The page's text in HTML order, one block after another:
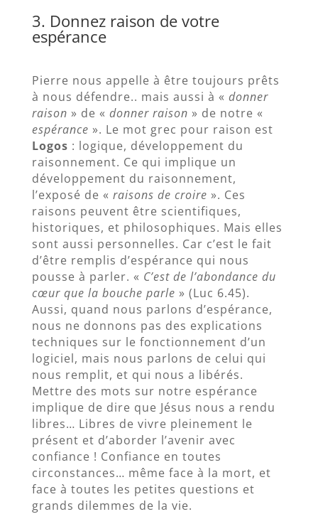
3. Donnez raison de votre
espérance
Pierre nous appelle à être toujours prêts
à nous défendre.. mais aussi à « donner
raison » de « donner raison » de notre «
espérance ». Le mot grec pour raison est
Logos : logique, développement du
raisonnement. Ce qui implique un
développement du raisonnement,
l’exposé de « raisons de croire ». Ces
raisons peuvent être scientifiques,
historiques, et philosophiques. Mais elles
sont aussi personnelles. Car c’est le fait
d’être remplis d’espérance qui nous
pousse à parler. « C’est de l’abondance du
cœur que la bouche parle » (Luc 6.45).
Aussi, quand nous parlons d’espérance,
nous ne donnons pas des explications
techniques sur le fonctionnement d’un
logiciel, mais nous parlons de celui qui
nous remplit, et qui nous a libérés.
Mettre des mots sur notre espérance
implique de dire que Jésus nous a rendu
libres… Libres de vivre pleinement le
présent et d’aborder l’avenir avec
confiance ! Confiance en toutes
circonstances… même face à la mort, et
face à toutes les petites questions et
grands dilemmes de la vie.